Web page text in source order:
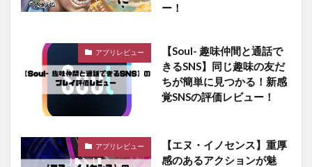
ー！
アプリレビュー
【Soul- 趣味仲間と通話で
きるSNS】同じ趣味の友だ
ちが簡単に見つかる！新感
覚SNSの評価レビュー！
アプリレビュー
【エヌ・イノセンス】重厚
感のあるアクションが魅